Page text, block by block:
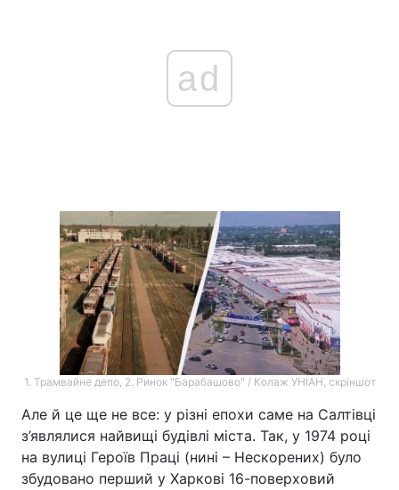
ad
1. Трамвайне депо, 2. Ринок "Барабашово" / Колаж УНІАН, скріншот
Але й це ще не все: у різні епохи саме на Салтівці
з’являлися найвищі будівлі міста. Так, у 1974 році
на вулиці Героїв Праці (нині – Нескорених) було
збудовано перший у Харкові 16-поверховий